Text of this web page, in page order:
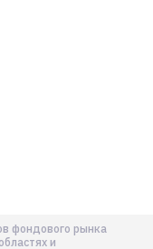
фондового рынка
и